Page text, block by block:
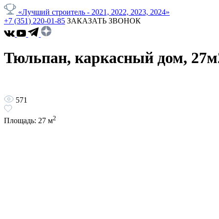
«Лучший строитель - 2021, 2022, 2023, 2024»
+7 (351) 220-01-85 ЗАКАЗАТЬ ЗВОНОК
Тюльпан, каркасный дом,
571
Площадь: 27 м2